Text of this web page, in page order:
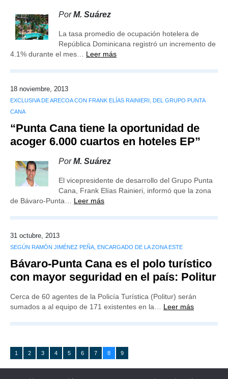
PorM. Suárez
La tasa promedio de ocupación hotelera de
República Dominicana registró un incremento de
4.1% durante el mes… Leer más
18 noviembre, 2013
EXCLUSIVA DE ARECOA CON FRANK ELÍAS RAINIERI, DEL GRUPO PUNTA
CANA
“Punta Cana tiene la oportunidad de
acoger 6.000 cuartos en hoteles EP”
PorM. Suárez
El vicepresidente de desarrollo del Grupo Punta
Cana, Frank Elías Rainieri, informó que la zona
de Bávaro-Punta… Leer más
31 octubre, 2013
SEGÚN RAMÓN JIMÉNEZ PEÑA, ENCARGADO DE LA ZONA ESTE
Bávaro-Punta Cana es el polo turístico
con mayor seguridad en el país: Politur
Cerca de 60 agentes de la Policía Turística (Politur) serán
sumados a al equipo de 171 existentes en la… Leer más
1 2 3 4 5 6 7 8 9